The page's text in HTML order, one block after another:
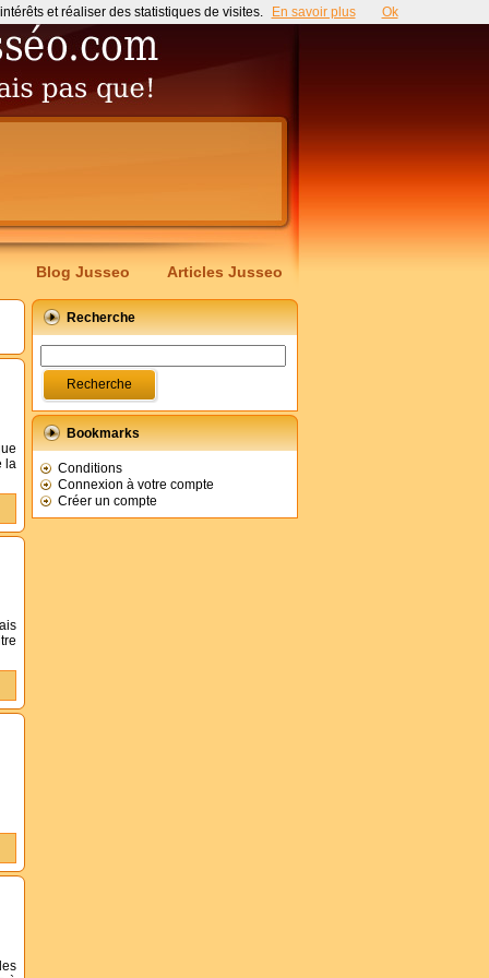
Blog Jusseo Articles Jusseo
la
Recherche
Bookmarks
Conditions
Connexion à votre compte
Créer un compte
et réaliser des statistiques de visites. En savoir plus Ok